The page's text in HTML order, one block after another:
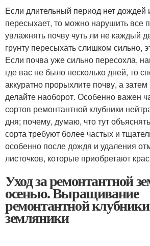
Если длительный период нет дождей
пересыхает, то можно нарушить все
увлажнять почву чуть ли не каждый
грунту пересыхать слишком сильно,
Если почва уже сильно пересохла,
где вас не было несколько дней, то
аккуратно прорыхлите почву, а
делайте наоборот. Особенно важен
сортов ремонтантной клубники
дня; почему, думаю, что тут
сорта требуют более частых и
особенно после дождя и удаления
листочков, которые приобретают
Уход за ремонтантной
осенью. Выращивание
ремонтантной
земляники